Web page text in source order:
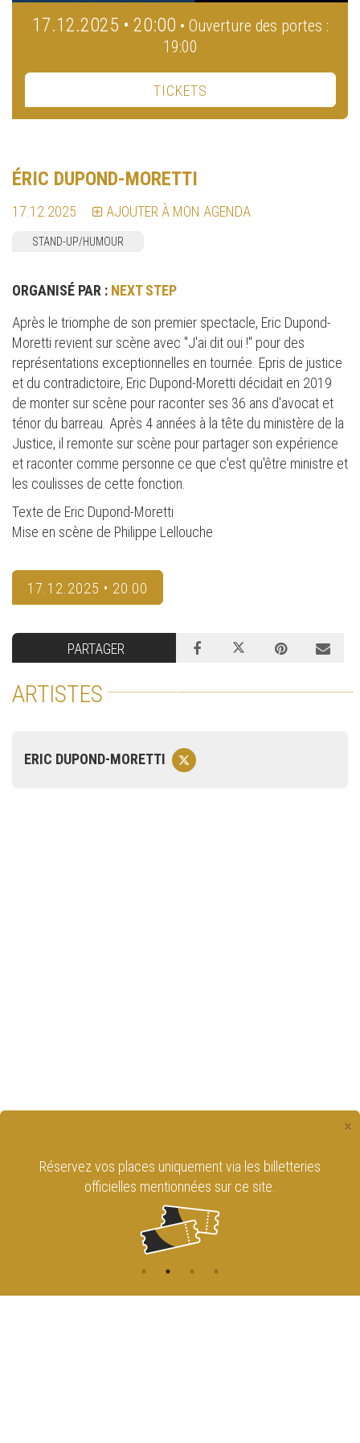
17.12.2025 • 20:00 • Ouverture des portes :
19:00
TICKETS
ÉRIC DUPOND-MORETTI
17.12.2025 AJOUTER À MON AGENDA
STAND-UP/HUMOUR
ORGANISÉ PAR : NEXT STEP
Après le triomphe de son premier spectacle, Eric Dupond-
Moretti revient sur scène avec "J'ai dit oui !" pour des
représentations exceptionnelles en tournée. Epris de justice
et du contradictoire, Eric Dupond-Moretti décidait en 2019
de monter sur scène pour raconter ses 36 ans d'avocat et
ténor du barreau. Après 4 années à la tête du ministère de la
Justice, il remonte sur scène pour partager son expérience
et raconter comme personne ce que c'est qu'être ministre et
les coulisses de cette fonction.
Texte de Eric Dupond-Moretti
Mise en scène de Philippe Lellouche
17.12.2025 • 20:00
PARTAGER
ARTISTES
ERIC DUPOND-MORETTI
×
Réservez vos places uniquement via les billetteries
officielles mentionnées sur ce site.